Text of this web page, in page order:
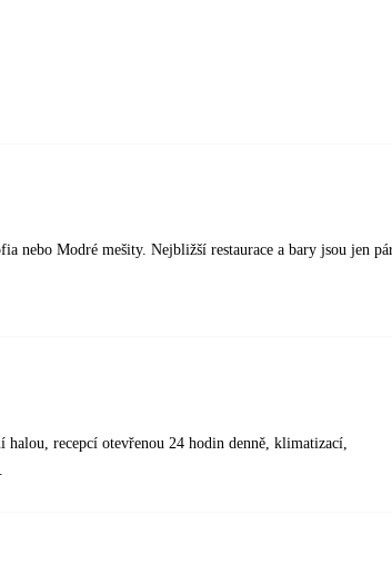
nebo Modré mešity. Nejbližší restaurace a bary jsou jen
recepcí otevřenou 24 hodin denně, klimatizací,